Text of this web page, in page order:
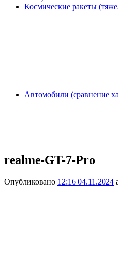
Космические ракеты
Автомобили (сравнение
realme-GT-7-Pro
Опубликовано 12:16 04.11.2024